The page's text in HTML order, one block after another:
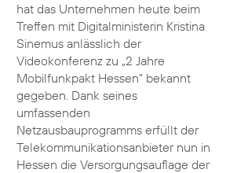
hat das Unternehmen heute beim
Treffen mit Digitalministerin Kristina
Sinemus anlässlich der
Videokonferenz zu „2 Jahre
Mobilfunkpakt Hessen“ bekannt
gegeben. Dank seines
umfassenden
Netzausbauprogramms erfüllt der
Telekommunikationsanbieter nun in
Hessen die Versorgungsauflage der